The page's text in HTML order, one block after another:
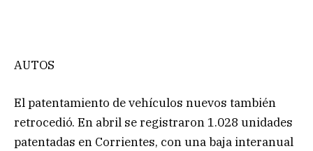
AUTOS
El patentamiento de vehículos nuevos también
retrocedió. En abril se registraron 1.028 unidades
patentadas en Corrientes, con una baja interanual